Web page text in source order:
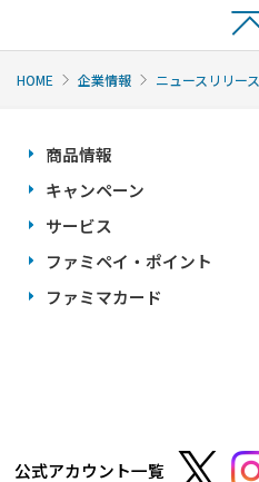
HOME 企業情報 ニュースリリース
商品情報
キャンペーン
サービス
ファミペイ・ポイント
ファミマカード
公式アカウント一覧